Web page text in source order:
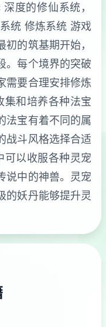
度的修仙系统，
统 修炼系统 游戏
的筑基期开始，
。每个境界的突破
需要合理安排修炼
集和培养各种法宝
法宝有着不同的属
战斗风格选择合适
可以收服各种灵宠
说中的神兽。灵宠
的妖丹能够提升灵